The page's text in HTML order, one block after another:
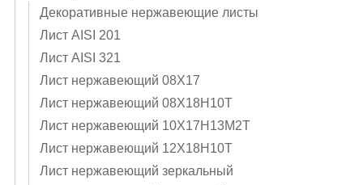
Декоративные нержавеющие листы
Лист AISI 201
Лист AISI 321
Лист нержавеющий 08Х17
Лист нержавеющий 08Х18Н10Т
Лист нержавеющий 10Х17Н13М2Т
Лист нержавеющий 12Х18Н10Т
Лист нержавеющий зеркальный